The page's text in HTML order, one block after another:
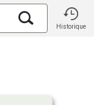
Historique